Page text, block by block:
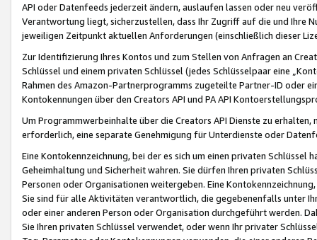
API oder Datenfeeds jederzeit ändern, auslaufen lassen oder neu
Verantwortung liegt, sicherzustellen, dass Ihr Zugriff auf die und Ihre
jeweiligen Zeitpunkt aktuellen Anforderungen (einschließlich dieser
Zur Identifizierung Ihres Kontos und zum Stellen von Anfragen an
Schlüssel und einem privaten Schlüssel (jedes Schlüsselpaar eine
Rahmen des Amazon-Partnerprogramms zugeteilte Partner-ID oder
Kontokennungen über den Creators API und PA API
Um Programmwerbeinhalte über die Creators API Dienste zu
erforderlich, eine separate Genehmigung für Unterdienste oder
Eine Kontokennzeichnung, bei der es sich um einen privaten
Geheimhaltung und Sicherheit wahren. Sie dürfen Ihren privaten
Personen oder Organisationen weitergeben. Eine
Sie sind für alle Aktivitäten verantwortlich, die gegebenenfalls unter
oder einer anderen Person oder Organisation durchgeführt werden.
Sie Ihren privaten Schlüssel verwendet, oder wenn Ihr privater